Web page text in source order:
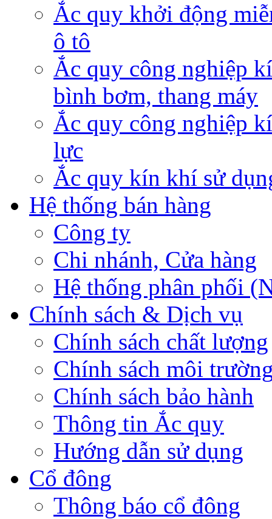
Ắc quy khởi động
ô tô
Ắc quy công nghiệp
bình bơm, thang máy
Ắc quy công nghiệp
lực
Ắc quy kín khí sử
Hệ thống bán hàng
Công ty
Chi nhánh, Cửa hàng
Hệ thống phân phối
Chính sách & Dịch vụ
Chính sách chất lượng
Chính sách môi
Chính sách bảo hành
Thông tin Ắc quy
Hướng dẫn sử dụng
Cổ đông
Thông báo cổ đông